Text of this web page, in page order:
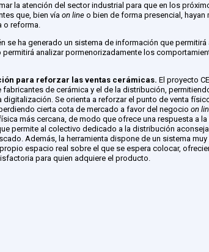
la atención del sector industrial para que en los
que, bien vía on line o bien de forma presencial,
o reforma.
se ha generado un sistema de información que
analizar pormenorizadamente los
para reforzar las ventas cerámicas. El proyecto
de cerámica y el de la distribución,
Se orienta a reforzar el punto de venta
cierta cota de mercado a favor del negocio on
más cercana, de modo que ofrece una respuesta a
permite al colectivo dedicado a la distribución
Además, la herramienta dispone de un sistema
espacio real sobre el que se espera colocar,
para quien adquiere el producto.